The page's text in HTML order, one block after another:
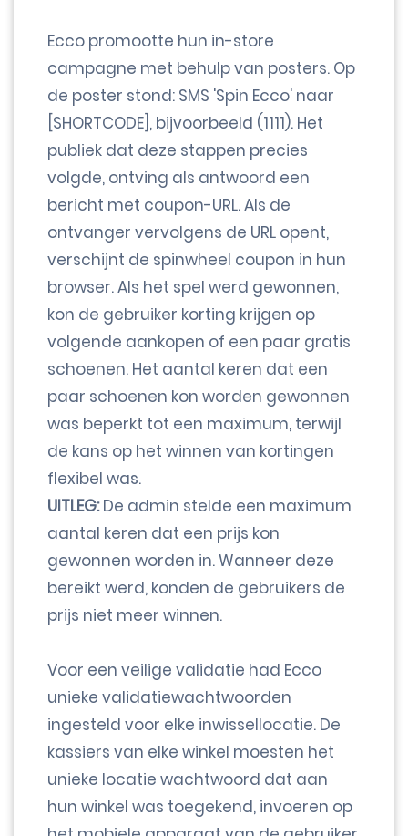
Ecco promootte hun in-store
campagne met behulp van posters. Op
de poster stond: SMS 'Spin Ecco' naar
[SHORTCODE], bijvoorbeeld (1111). Het
publiek dat deze stappen precies
volgde, ontving als antwoord een
bericht met coupon-URL. Als de
ontvanger vervolgens de URL opent,
verschijnt de spinwheel coupon in hun
browser. Als het spel werd gewonnen,
kon de gebruiker korting krijgen op
volgende aankopen of een paar gratis
schoenen. Het aantal keren dat een
paar schoenen kon worden gewonnen
was beperkt tot een maximum, terwijl
de kans op het winnen van kortingen
flexibel was.
UITLEG:De admin stelde een maximum
aantal keren dat een prijs kon
gewonnen worden in. Wanneer deze
bereikt werd, konden de gebruikers de
prijs niet meer winnen.
Voor een veilige validatie had Ecco
unieke validatiewachtwoorden
ingesteld voor elke inwissellocatie. De
kassiers van elke winkel moesten het
unieke locatie wachtwoord dat aan
hun winkel was toegekend, invoeren op